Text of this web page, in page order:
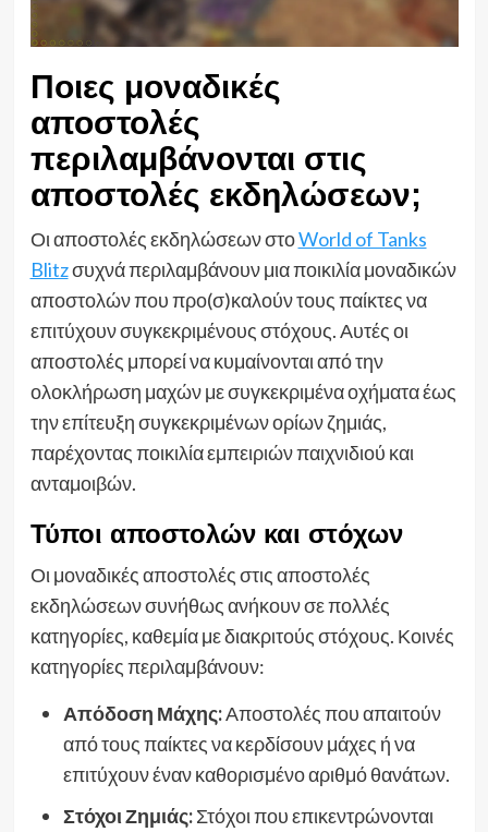
Ποιες μοναδικές
αποστολές
περιλαμβάνονται στις
αποστολές εκδηλώσεων;
Οι αποστολές εκδηλώσεων στοWorld of Tanks
Blitzσυχνά περιλαμβάνουν μια ποικιλία μοναδικών
αποστολών που προ(σ)καλούν τους παίκτες να
επιτύχουν συγκεκριμένους στόχους. Αυτές οι
αποστολές μπορεί να κυμαίνονται από την
ολοκλήρωση μαχών με συγκεκριμένα οχήματα έως
την επίτευξη συγκεκριμένων ορίων ζημιάς,
παρέχοντας ποικιλία εμπειριών παιχνιδιού και
ανταμοιβών.
Τύποι αποστολών και στόχων
Οι μοναδικές αποστολές στις αποστολές
εκδηλώσεων συνήθως ανήκουν σε πολλές
κατηγορίες, καθεμία με διακριτούς στόχους. Κοινές
κατηγορίες περιλαμβάνουν:
Απόδοση Μάχης:Αποστολές που απαιτούν
από τους παίκτες να κερδίσουν μάχες ή να
επιτύχουν έναν καθορισμένο αριθμό θανάτων.
Στόχοι Ζημιάς:Στόχοι που επικεντρώνονται